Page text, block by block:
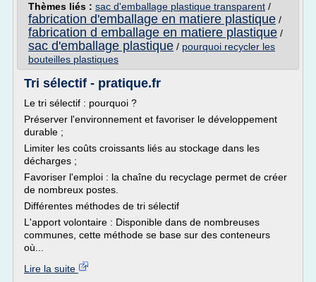
Thèmes liés : sac d'emballage plastique transparent /
fabrication d'emballage en matiere plastique /
fabrication d emballage en matiere plastique /
sac d'emballage plastique / pourquoi recycler les
bouteilles plastiques
Tri sélectif - pratique.fr
Le tri sélectif : pourquoi ?
Préserver l'environnement et favoriser le développement
durable ;
Limiter les coûts croissants liés au stockage dans les
décharges ;
Favoriser l'emploi : la chaîne du recyclage permet de créer
de nombreux postes.
Différentes méthodes de tri sélectif
L'apport volontaire : Disponible dans de nombreuses
communes, cette méthode se base sur des conteneurs
où...
Lire la suite